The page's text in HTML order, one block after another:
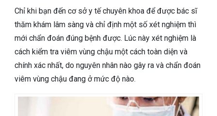
Chỉ khi bạn đến cơ sở y tế chuyên khoa để được bác sĩ
thăm khám lâm sàng và chỉ định một số xét nghiệm thì
mới chẩn đoán đúng bệnh được. Lúc này xét nghiệm là
cách kiểm tra viêm vùng chậu một cách toàn diện và
chính xác nhất, do nguyên nhân nào gây ra và chẩn đoán
viêm vùng chậu đang ở mức độ nào.